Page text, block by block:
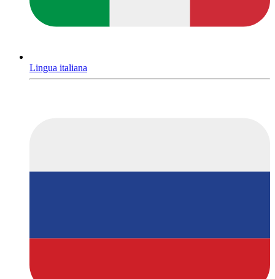
Lingua italiana